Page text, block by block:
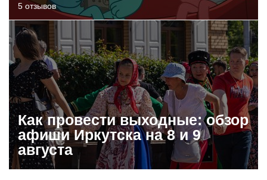
5 отзывов
Как провести выходные: обзор
афиши Иркутска на 8 и 9
августа